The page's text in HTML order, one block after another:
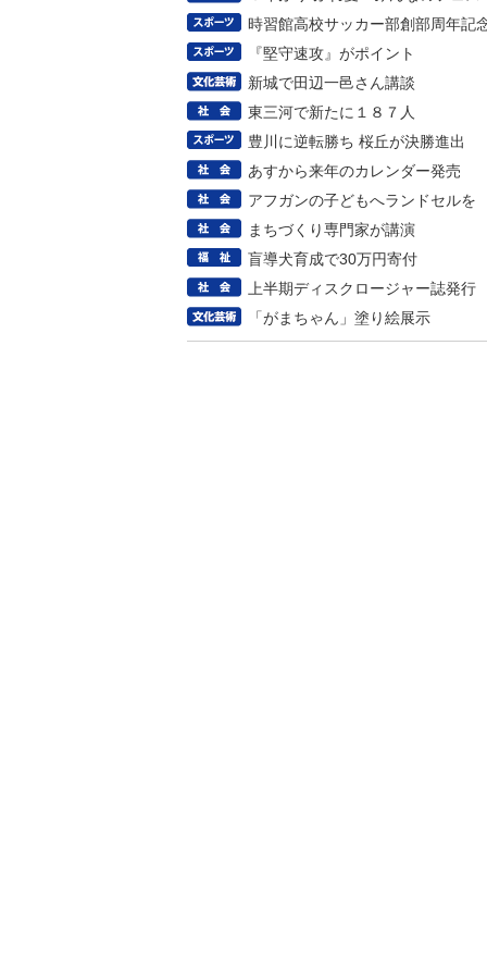
時習館高校サッカー部創部周年記
『堅守速攻』がポイント
新城で田辺一邑さん講談
東三河で新たに１８７人
豊川に逆転勝ち 桜丘が決勝進出
あすから来年のカレンダー発売
アフガンの子どもへランドセルを
まちづくり専門家が講演
盲導犬育成で30万円寄付
上半期ディスクロージャー誌発行
「がまちゃん」塗り絵展示